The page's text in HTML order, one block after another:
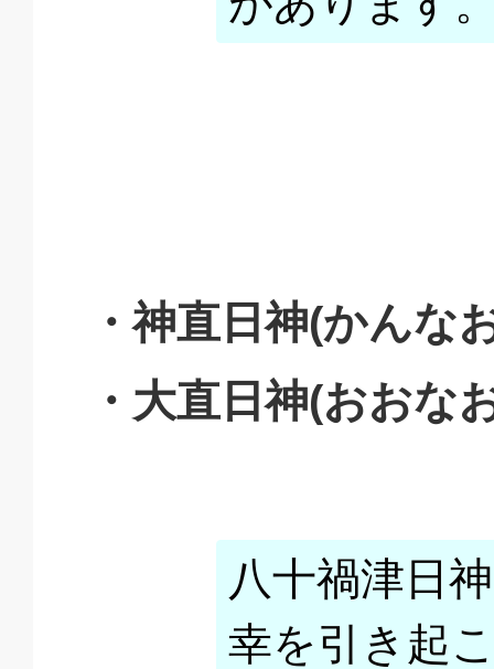
・神直日神(かんな
・大直日神(おおな
八十禍津日
幸を引き起